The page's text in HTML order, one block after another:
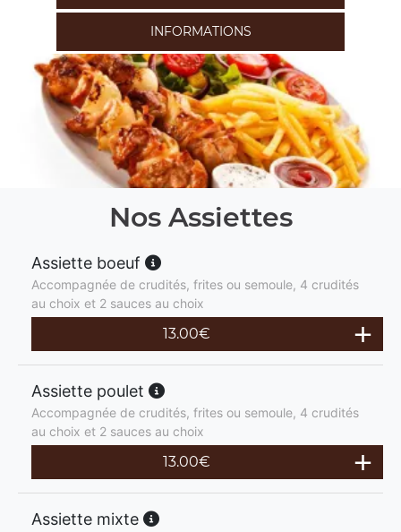
INFORMATIONS
Nos Assiettes
Assiette boeuf
Accompagnée de crudités, frites ou semoule, 4 crudités
au choix et 2 sauces au choix
13.00€
Assiette poulet
Accompagnée de crudités, frites ou semoule, 4 crudités
au choix et 2 sauces au choix
13.00€
Assiette mixte